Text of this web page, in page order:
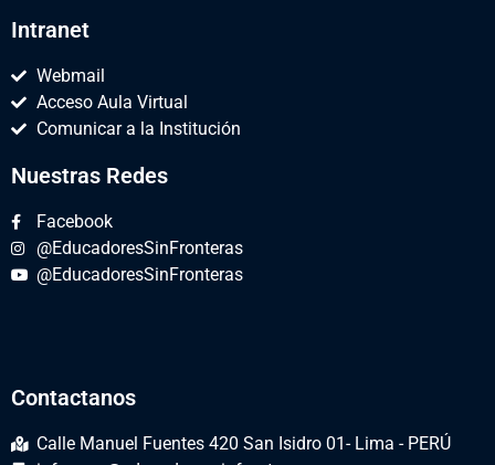
Intranet
Webmail
Acceso Aula Virtual
Comunicar a la Institución
Nuestras Redes
Facebook
@EducadoresSinFronteras
@EducadoresSinFronteras
Contactanos
Calle Manuel Fuentes 420 San Isidro 01- Lima - PERÚ